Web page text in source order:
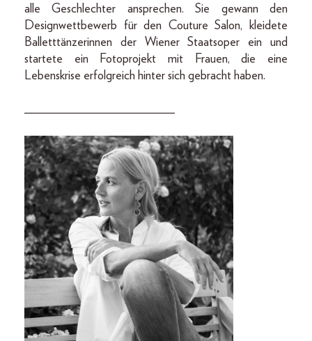
alle Geschlechter ansprechen. Sie gewann den
Designwettbewerb für den Couture Salon, kleidete
Balletttänzerinnen der Wiener Staatsoper ein und
startete ein Fotoprojekt mit Frauen, die eine
Lebenskrise erfolgreich hinter sich gebracht haben.
________________________